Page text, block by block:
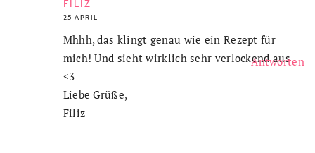
FILIZ
25 APRIL
Mhhh, das klingt genau wie ein Rezept für
mich! Und sieht wirklich sehr verlockend aus
<3
Liebe Grüße,
Filiz
Antworten